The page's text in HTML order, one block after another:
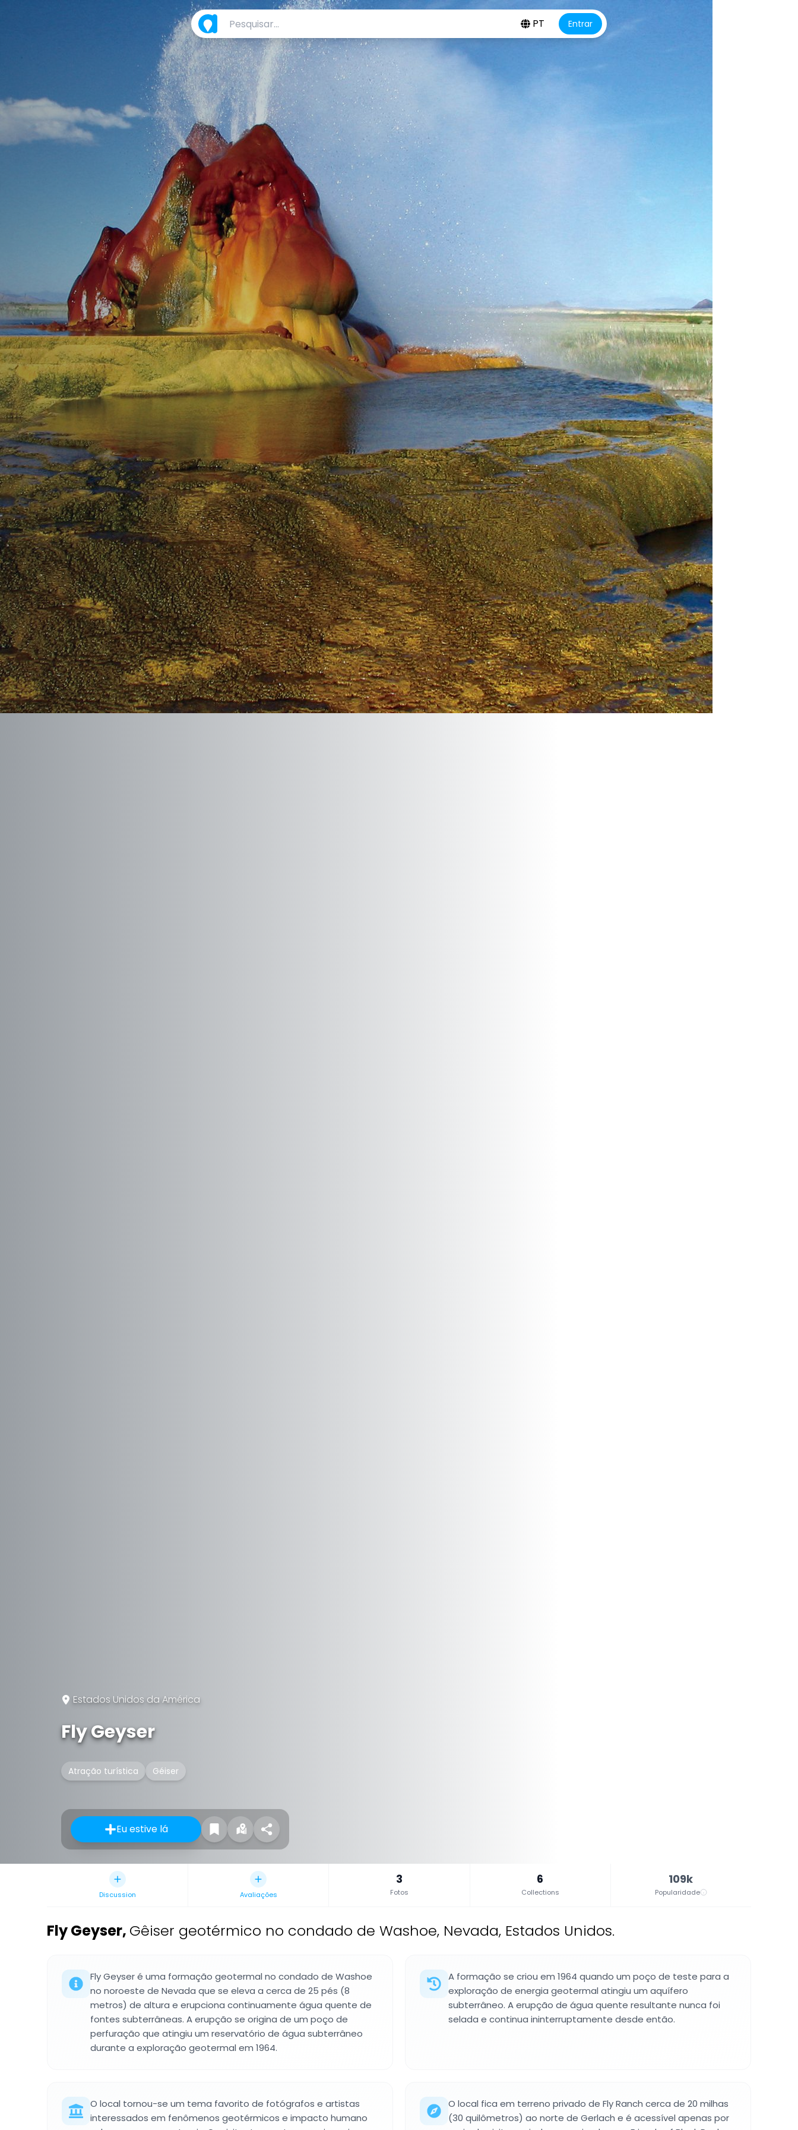
PT Entrar
Estados Unidos da América
Fly Geyser
Atração turística Géiser
Eu estive lá
Discussion Avaliações
3
Fotos
6
Collections
109k
Popularidade
Fly Geyser, Gêiser geotérmico no condado de Washoe, Nevada, Estados Unidos.
Fly Geyser é uma formação geotermal no condado de Washoe
no noroeste de Nevada que se eleva a cerca de 25 pés (8
metros) de altura e erupciona continuamente água quente de
fontes subterrâneas. A erupção se origina de um poço de
perfuração que atingiu um reservatório de água subterrâneo
durante a exploração geotermal em 1964.
A formação se criou em 1964 quando um poço de teste para a
exploração de energia geotermal atingiu um aquífero
subterrâneo. A erupção de água quente resultante nunca foi
selada e continua ininterruptamente desde então.
O local tornou-se um tema favorito de fotógrafos e artistas
interessados em fenômenos geotérmicos e impacto humano
O local fica em terreno privado de Fly Ranch cerca de 20 milhas
(30 quilômetros) ao norte de Gerlach e é acessível apenas por